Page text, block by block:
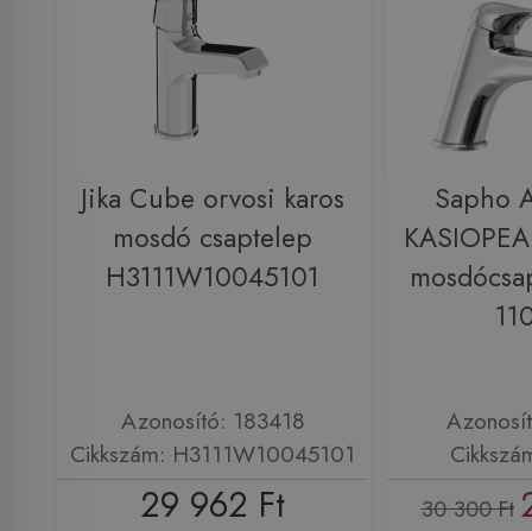
Jika Cube orvosi karos
mosdó csaptelep
H3111W10045101
Azonosító: 183418
Cikkszám: H3111W10045101
29 962 Ft
Sapho
30 300 Ft